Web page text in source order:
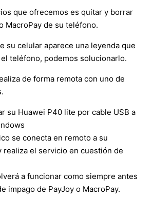
que ofrecemos es quitar y borrar
MacroPay de su teléfono.
su celular aparece una leyenda que
teléfono, podemos solucionarlo.
de forma remota con uno de
su Huawei P40 lite por cable USB a
se conecta en remoto a su
realiza el servicio en cuestión de
a funcionar como siempre antes
impago de PayJoy o MacroPay.